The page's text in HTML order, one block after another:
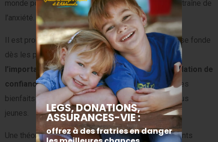
monde pour partir à sa découverte, sans que cela entraîne de
l’anxiété.
Il est prouvé depuis longtemps que la personnalité se fonde
dès les premiers mois de vie du jeune enfant et que
l’importance de la proximité physique et de la relation de
confiance entre un adulte et un enfantprocure des
bienfaits indéniables et impact la croissance des plus
jeunes.
Une théorie directement applicable aux établissements